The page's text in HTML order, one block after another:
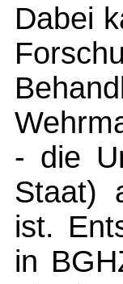
Dabei
- die
Staat)
ist.
in